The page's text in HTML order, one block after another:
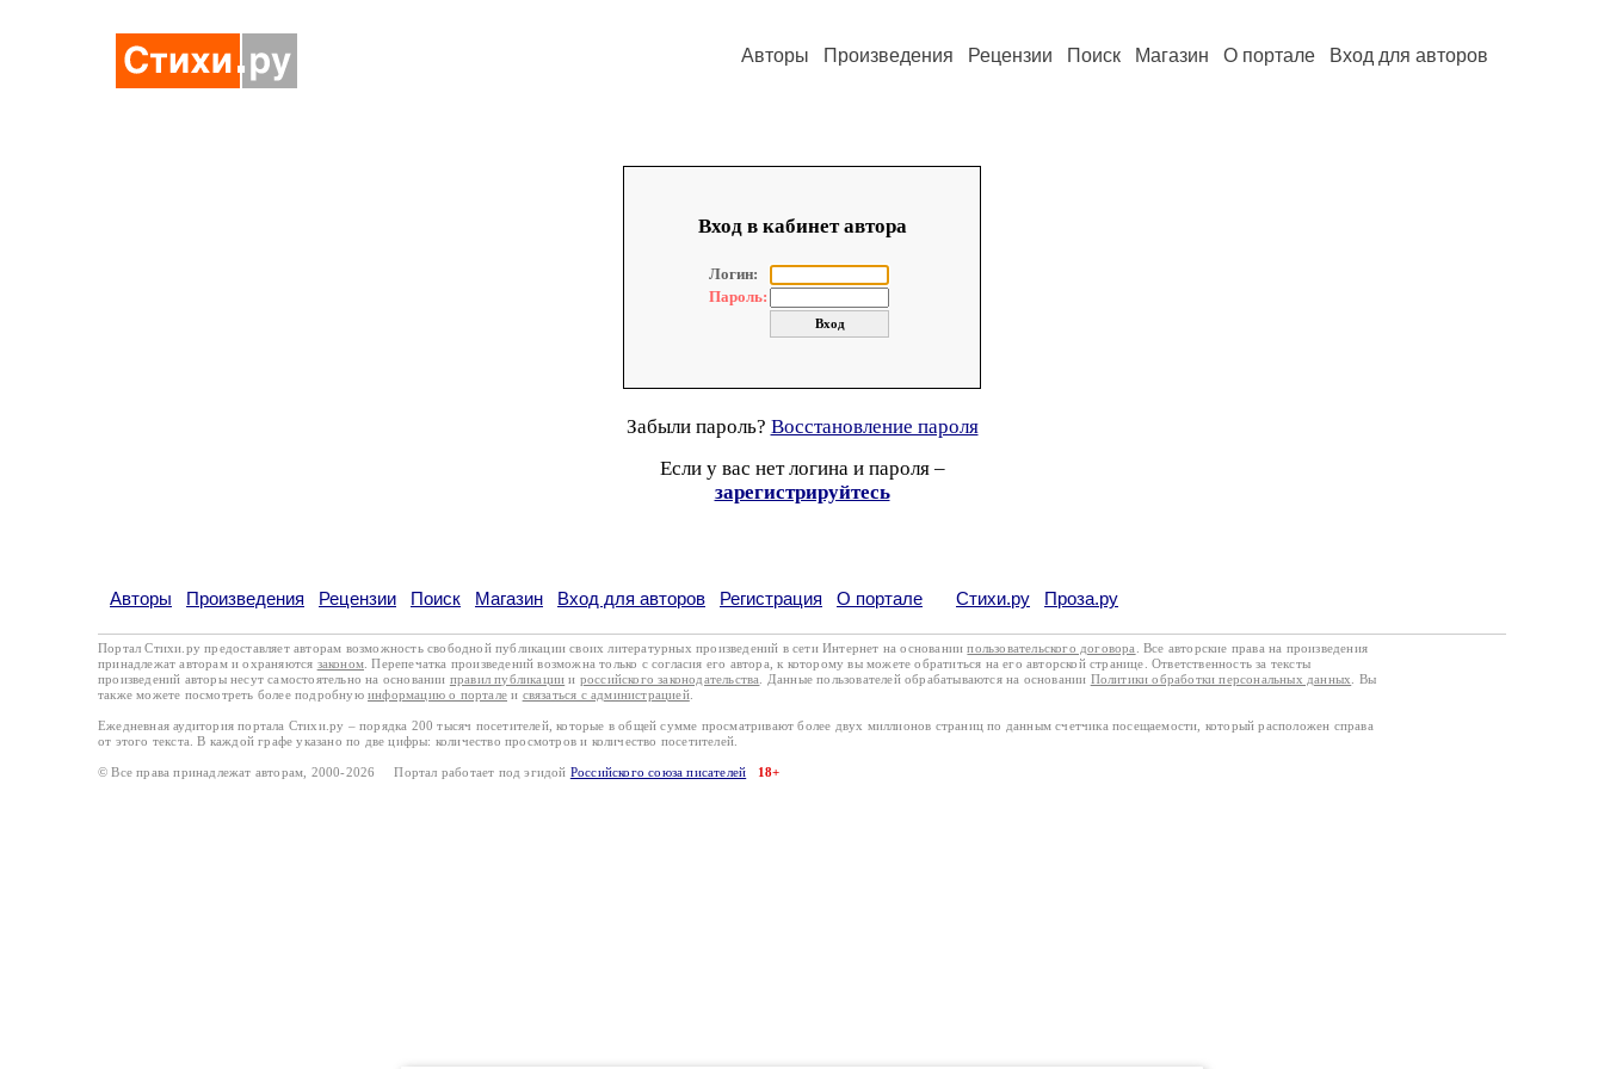
Авторы Произведения Рецензии Поиск Магазин О портале Вход для авторов
Вход в кабинет автора
Логин:
Пароль:
Забыли пароль? Восстановление пароля
Если у вас нет логина и пароля –
зарегистрируйтесь
Авторы Произведения Рецензии Поиск Магазин Вход для авторов Регистрация О портале Стихи.ру Проза.ру
Портал Стихи.ру предоставляет авторам возможность свободной публикации своих литературных произведений в сети Интернет на основаниипользовательского договора
. Все авторские права на произведения
принадлежат авторам и охраняются законом . Перепечатка произведений возможна только с согласия его автора, к которому вы можете обратиться на его авторской странице. Ответственность за тексты
произведений авторы несут самостоятельно на основании правил публикации и российского законодательства . Данные пользователей обрабатываются на основании Политики обработки персональных данных
. Вы
также можете посмотреть более подробную информацию о портале и связаться с администрацией.
Ежедневная аудитория портала Стихи.ру – порядка 200 тысяч посетителей, которые в общей сумме просматривают более двух миллионов страниц по данным счетчика посещаемости, который расположен справа
от этого текста. В каждой графе указано по две цифры: количество просмотров и количество посетителей.
© Все права принадлежат авторам, 2000-2026 Портал работает под эгидой Российского союза писателей 18+